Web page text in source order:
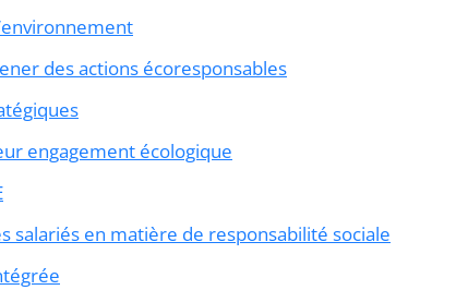
des actions écoresponsables
engagement écologique
salariés en matière de responsabilité sociale